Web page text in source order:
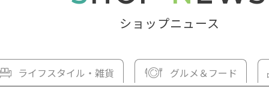
ショップニュース
ライフスタイル・雑貨 グルメ＆フード